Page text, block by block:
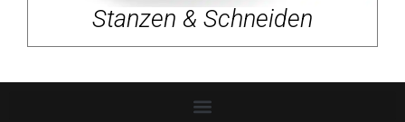
Stanzen & Schneiden